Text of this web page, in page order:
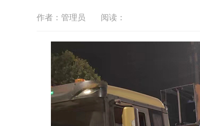
作者：管理员 阅读：